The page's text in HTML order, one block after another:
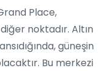
Place,
noktadır. Altın
güneşin
Bu merkezi